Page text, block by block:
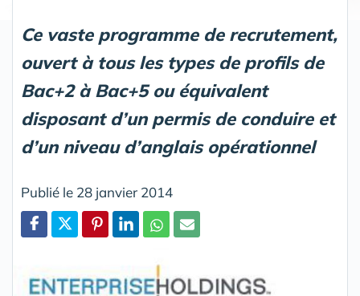
Ce vaste programme de recrutement,
ouvert à tous les types de profils de
Bac+2 à Bac+5 ou équivalent
disposant d’un permis de conduire et
d’un niveau d’anglais opérationnel
Publié le 28 janvier 2014